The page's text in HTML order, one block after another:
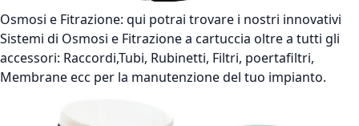
Osmosi e Fitrazione: qui potrai trovare i nostri innovativi
Sistemi di Osmosi e Fitrazione a cartuccia oltre a tutti gli
accessori: Raccordi,Tubi, Rubinetti, Filtri, poertafiltri,
Membrane ecc per la manutenzione del tuo impianto.